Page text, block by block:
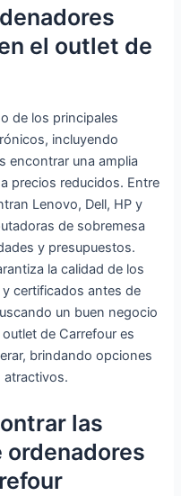
el outlet de
de los principales
incluyendo
encontrar una amplia
precios reducidos. Entre
Lenovo, Dell, HP y
de sobremesa
y presupuestos.
la calidad de los
certificados antes de
un buen negocio
de Carrefour es
brindando opciones
atractivos.
las
ordenadores